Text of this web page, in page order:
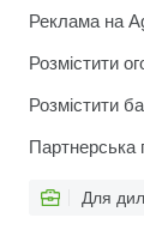
Реклама на
Розмістити
Розмістити
Партнерська
Для